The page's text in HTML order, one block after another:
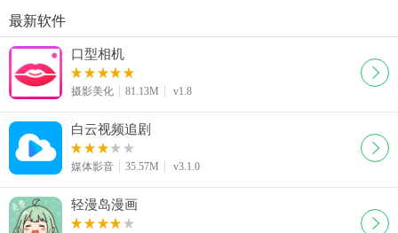
最新软件
口型相机
摄影美化 81.13M v1.8
白云视频追剧
媒体影音 35.57M v3.1.0
轻漫岛漫画